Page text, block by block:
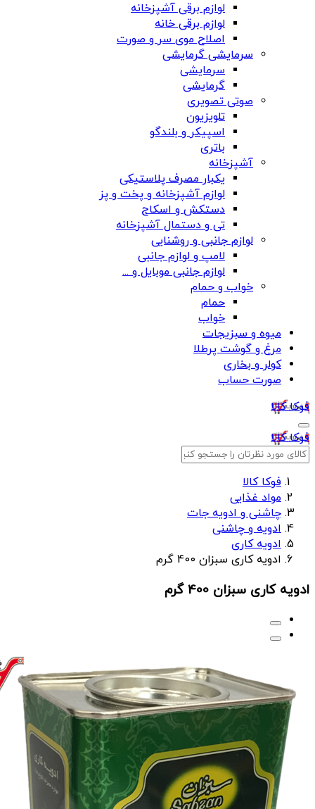
لوازم برقی آشپزخانه
لوازم برقی خانه
اصلاح موی سر و صورت
سرمایشی گرمایشی
سرمایشی
گرمایشی
صوتی تصویری
تلویزیون
اسپیکر و بلندگو
باتری
آشپزخانه
یکبار مصرف پلاستیکی
لوازم آشپزخانه و پخت و پز
دستکش و اسکاج
تی و دستمال آشپزخانه
لوازم جانبی و روشنایی
لامپ و لوازم جانبی
لوازم جانبی موبایل و ...
خواب و حمام
حمام
خواب
میوه و سبزیجات
مرغ و گوشت پرطلا
کولر و بخاری
صورت حساب
فوکا کالا
فوکا کالا
فوکا کالا
مواد غذایی
چاشنی و ادویه جات
ادویه و چاشنی
ادویه کاری
ادویه کاری سبزان 400 گرم
ادویه کاری سبزان 400 گرم